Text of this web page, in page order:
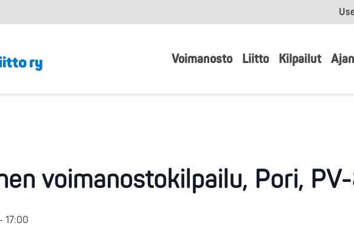
Voimanosto Liitto Kilpailut
voimanostokilpailu, Pori,
- 17:00